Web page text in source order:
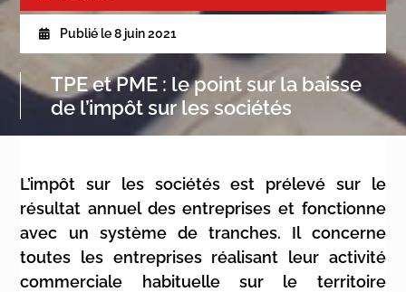
Publié le 8 juin 2021
TPE et PME : le point sur la baisse
de l’impôt sur les sociétés
L’impôt sur les sociétés est prélevé sur le
résultat annuel des entreprises et fonctionne
avec un système de tranches. Il concerne
toutes les entreprises réalisant leur activité
commerciale habituelle sur le territoire